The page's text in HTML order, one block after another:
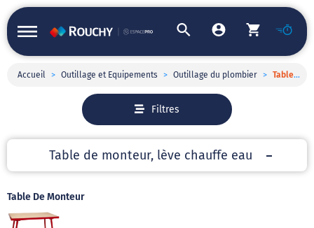
Accueil > Outillage et Equipements > Outillage du plombier > Table de monteur, lève chauffe eau
Filtres
Table de monteur, lève chauffe eau
Table De Monteur